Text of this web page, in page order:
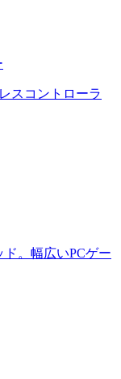
スコントローラ
。幅広いPCゲー